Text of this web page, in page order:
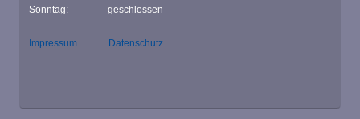
Sonntag:
geschlossen
Impressum Datenschutz